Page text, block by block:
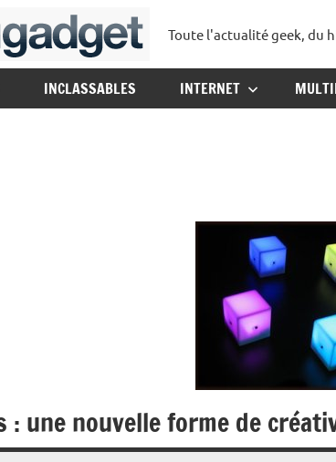
Toute l'actualité geek, du
INCLASSABLES INTERNET
: une nouvelle forme de